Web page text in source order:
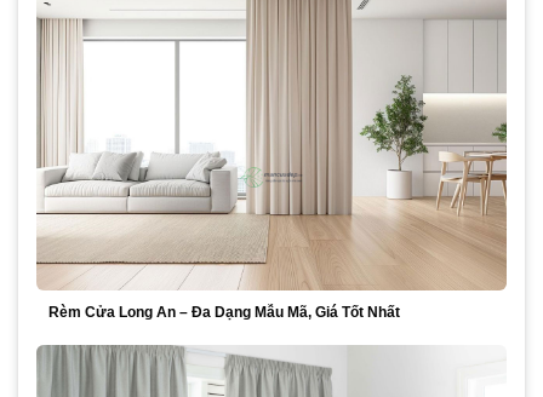
Rèm Cửa Long An – Đa Dạng Mẫu Mã, Giá Tốt Nhất